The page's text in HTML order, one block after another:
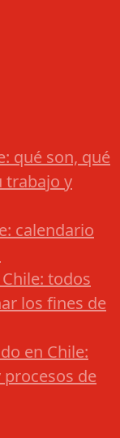
qué son, qué
trabajo y
calendario
todos
los fines de
en Chile:
de